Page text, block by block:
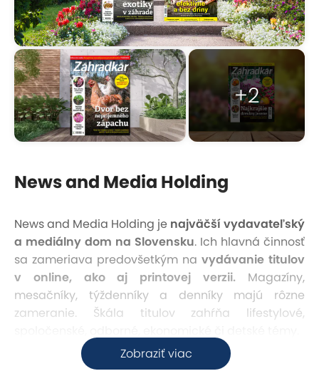
+2
Zobraziť viac
News and Media Holding
News and Media Holding je najväčší vydavateľský
a mediálny dom na Slovensku. Ich hlavná činnosť
sa zameriava predovšetkým na vydávanie titulov
v online, ako aj printovej verzii. Magazíny,
mesačníky, týždenníky a denníky majú rôzne
zameranie. Škála titulov zahŕňa lifestylové,